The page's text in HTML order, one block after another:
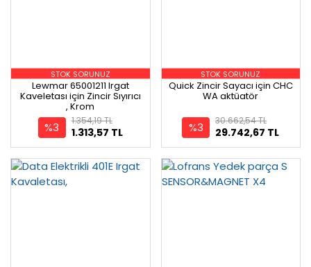
STOK SORUNUZ
Lewmar 65001211 Irgat
Kaveletası için Zincir Sıyırıcı
, Krom
%3 1.313,57 TL
1.354,19 TL
STOK SORUNUZ
Quick Zincir Sayacı için CHC
WA aktüatör
%3 29.742,67 TL
30.662,54 TL